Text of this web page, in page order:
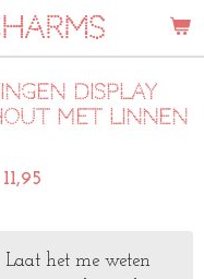
display
met linnen
Laat het me weten